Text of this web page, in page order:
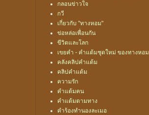
กลอนข่าวใจ
กวี
เกี่ยวกับ "ทางหอม"
ข่อหล่อเพื่อนกัน
ขีวิตและโลก
เขยคำ - คำแต้มชุดใหม่ ของทางหอม
คลังคลิปคำแต้ม
คลิปคำแต้ม
ความรัก
คำแต้มฅน
คำแต้มตามทาง
คำร้องทำนองละเมอ